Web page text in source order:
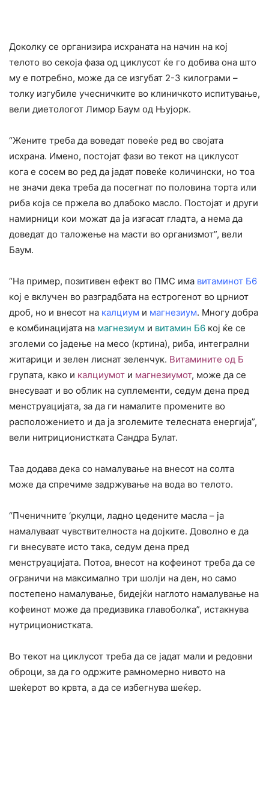
Доколку се организира исхраната на начин на кој
телото во секоја фаза од циклусот ќе го добива она што
му е потребно, може да се изгубат 2-3 килограми –
толку изгубиле учесничките во клиничкото испитување,
вели диетологот Лимор Баум од Њујорк.
“Жените треба да воведат повеќе ред во својата
исхрана. Имено, постојат фази во текот на циклусот
кога е сосем во ред да јадат повеќе количински, но тоа
не значи дека треба да посегнат по половина торта или
риба која се пржела во длабоко масло. Постојат и други
намирници кои можат да ја изгасат гладта, а нема да
доведат до таложење на масти во организмот”, вели
Баум.
“На пример, позитивен ефект во ПМС има витаминот Б6
кој е вклучен во разградбата на естрогенот во црниот
дроб, но и внесот на калциум и магнезиум. Многу добра
е комбинацијата на магнезиум и витамин Б6 кој ќе се
зголеми со јадење на месо (кртина), риба, интегрални
житарици и зелен лиснат зеленчук. Витамините од Б
групата, како и калциумот и магнезиумот, може да се
внесуваат и во облик на суплементи, седум дена пред
менструацијата, за да ги намалите промените во
расположението и да ја зголемите телесната енергија”,
вели нитриционистката Сандра Булат.
Таа додава дека со намалување на внесот на солта
може да спречиме задржување на вода во телото.
“Пченичните ‘ркулци, ладно цедените масла – ја
намалуваат чувствителноста на дојките. Доволно е да
ги внесувате исто така, седум дена пред
менструацијата. Потоа, внесот на кофеинот треба да се
ограничи на максимално три шолји на ден, но само
постепено намалување, бидејќи наглото намалување на
кофеинот може да предизвика главоболка”, истакнува
нутриционистката.
Во текот на циклусот треба да се јадат мали и редовни
оброци, за да го одржите рамномерно нивото на
шеќерот во крвта, а да се избегнува шеќер.